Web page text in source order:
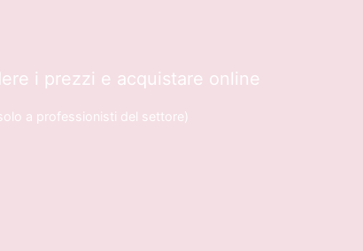
i prezzi e acquistare online
a professionisti del settore)